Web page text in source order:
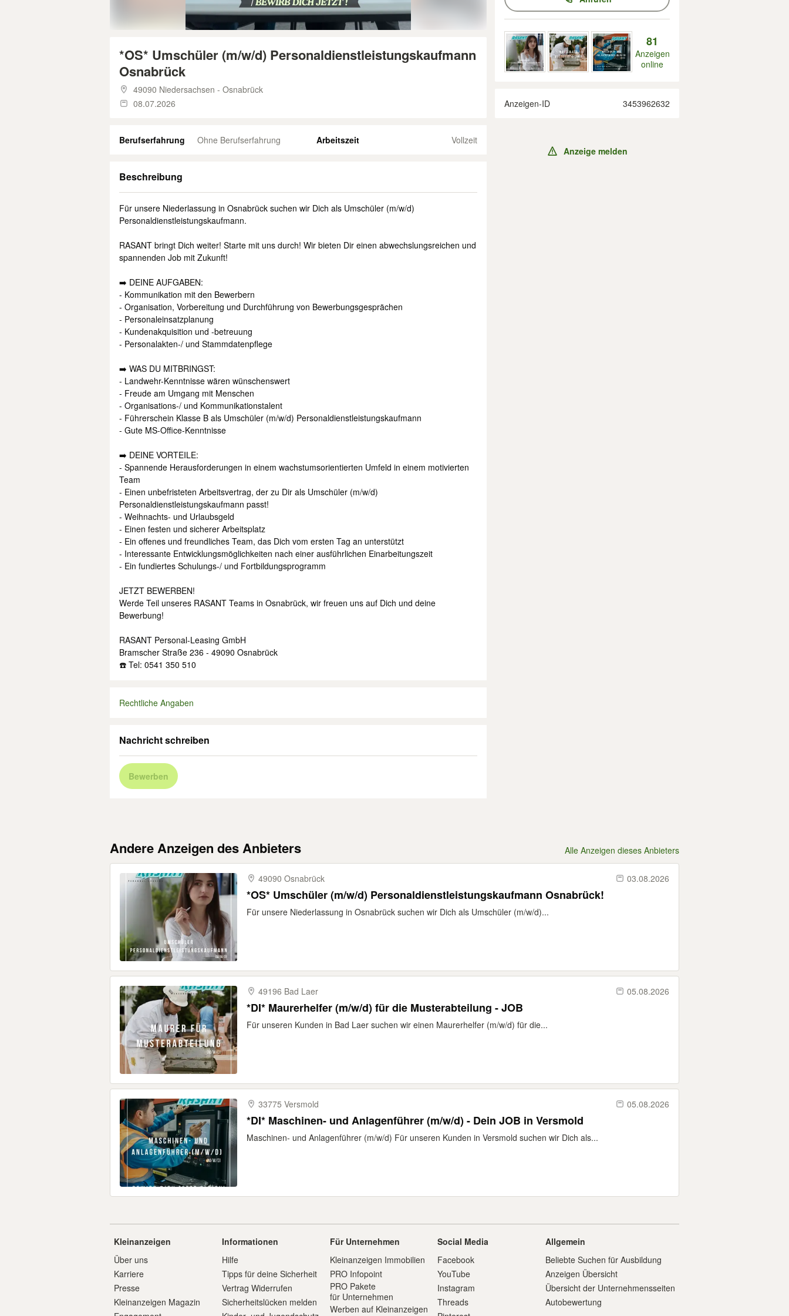
*OS* Umschüler (m/w/d) Personaldienstleistungskaufmann
Osnabrück
49090 Niedersachsen - Osnabrück
08.07.2026
Berufserfahrung Ohne Berufserfahrung Arbeitszeit Vollzeit
Beschreibung
Für unsere Niederlassung in Osnabrück suchen wir Dich als Umschüler (m/w/d)
Personaldienstleistungskaufmann.
RASANT bringt Dich weiter! Starte mit uns durch! Wir bieten Dir einen abwechslungsreichen und
spannenden Job mit Zukunft!
➡️ DEINE AUFGABEN:
- Kommunikation mit den Bewerbern
- Organisation, Vorbereitung und Durchführung von Bewerbungsgesprächen
- Personaleinsatzplanung
- Kundenakquisition und -betreuung
- Personalakten-/ und Stammdatenpflege
➡️ WAS DU MITBRINGST:
- Landwehr-Kenntnisse wären wünschenswert
- Freude am Umgang mit Menschen
- Organisations-/ und Kommunikationstalent
- Führerschein Klasse B als Umschüler (m/w/d) Personaldienstleistungskaufmann
- Gute MS-Office-Kenntnisse
➡️ DEINE VORTEILE:
- Spannende Herausforderungen in einem wachstumsorientierten Umfeld in einem motivierten
Team
- Einen unbefristeten Arbeitsvertrag, der zu Dir als Umschüler (m/w/d)
Personaldienstleistungskaufmann passt!
- Weihnachts- und Urlaubsgeld
- Einen festen und sicherer Arbeitsplatz
- Ein offenes und freundliches Team, das Dich vom ersten Tag an unterstützt
- Interessante Entwicklungsmöglichkeiten nach einer ausführlichen Einarbeitungszeit
- Ein fundiertes Schulungs-/ und Fortbildungsprogramm
JETZT BEWERBEN!
Werde Teil unseres RASANT Teams in Osnabrück, wir freuen uns auf Dich und deine
Bewerbung!
RASANT Personal-Leasing GmbH
Bramscher Straße 236 - 49090 Osnabrück
☎️ Tel: 0541 350 510
Rechtliche Angaben
Nachricht schreiben
Bewerben
81
Anzeigen
online
Anzeigen-ID 3453962632
Anzeige melden
Andere Anzeigen des Anbieters Alle Anzeigen dieses Anbieters
49090 Osnabrück 03.08.2026
*OS* Umschüler (m/w/d) Personaldienstleistungskaufmann Osnabrück!
Für unsere Niederlassung in Osnabrück suchen wir Dich als Umschüler (m/w/d)...
49196 Bad Laer 05.08.2026
*DI* Maurerhelfer (m/w/d) für die Musterabteilung - JOB
Für unseren Kunden in Bad Laer suchen wir einen Maurerhelfer (m/w/d) für die...
33775 Versmold 05.08.2026
*DI* Maschinen- und Anlagenführer (m/w/d) - Dein JOB in Versmold
Maschinen- und Anlagenführer (m/w/d) Für unseren Kunden in Versmold suchen wir Dich als...
Kleinanzeigen
Über uns
Karriere
Presse
Kleinanzeigen Magazin
Informationen
Hilfe
Tipps für deine Sicherheit
Vertrag Widerrufen
Sicherheitslücken melden
Für Unternehmen
Kleinanzeigen Immobilien
PRO Infopoint
PRO Pakete
für Unternehmen
Werben auf Kleinanzeigen
Social Media
Facebook
YouTube
Instagram
Threads
Allgemein
Beliebte Suchen für Ausbildung
Anzeigen Übersicht
Übersicht der Unternehmensseiten
Autobewertung